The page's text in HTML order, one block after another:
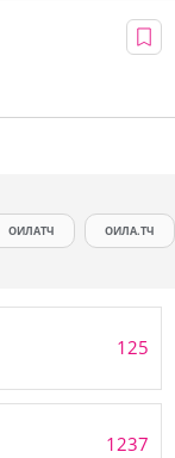
ОИЛАТЧ ОИЛА.ТЧ
125
1237